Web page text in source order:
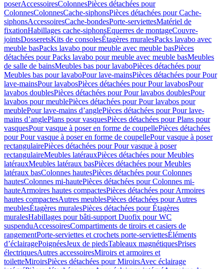
poserAccessoiresColonnesPièces détachées pour
ColonnesColonnesCache-siphonsPièces détachées pour Cache-
siphonsAccessoiresCache-bondesPorte-serviettesMatériel de
fixationHabillages cache-siphonsEquerres de montageCouvre-
jointsDosseretsKits de consolesÉtagères muralesPacks lavabo avec
meuble basPacks lavabo pour meuble avec meuble basPièces
détachées pour Packs lavabo pour meuble avec meuble basMeubles
de salle de bainsMeubles bas pour lavaboPièces détachées pour
Meubles bas pour lavaboPour lave-mainsPièces détachées pour Pour
lave-mainsPour lavabosPièces détachées pour Pour lavabosPour
lavabos doublesPièces détachées pour Pour lavabos doublesPour
lavabos pour meublePièces détachées pour Pour lavabos pour
meublePour lave-mains d’anglePièces détachées pour Pour lave-
mains d’anglePlans pour vasquesPièces détachées pour Plans pour
vasquesPour vasque à poser en forme de coupellePièces détachées
pour Pour vasque à poser en forme de coupellePour vasque à poser
rectangulairePièces détachées pour Pour vasque à poser
rectangulaireMeubles latérauxPièces détachées pour Meubles
latérauxMeubles latéraux basPièces détachées pour Meubles
latéraux basColonnes hautesPièces détachées pour Colonnes
hautesColonnes mi-hautePièces détachées pour Colonnes mi-
hauteArmoires hautes compactesPièces détachées pour Armoires
hautes compactesAutres meublesPièces détachées pour Autres
meublesÉtagères muralesPièces détachées pour Étagères
muralesHabillages pour bâti-support Duofix pour WC
suspenduAccessoiresCompartiments de tiroirs et casiers de
rangementPorte-serviettes et crochets porte-serviettesÉléments
d’éclairagePoignéesJeux de piedsTableaux magnétiquesPrises
électriquesAutres accessoiresMiroirs et armoires et
toiletteMiroirsPièces détachées pour MiroirsAvec éclairage